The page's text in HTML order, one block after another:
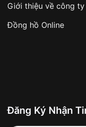
hàng
Số tiền còn
✔️ Đảm bảo
✔️ Hạn chế
Từ khóa SEO:
Giới thiệu về công ty
Đồng hồ Online
Đăng Ký Nhận